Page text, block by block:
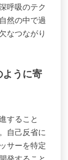
呼吸のテク
然の中で過
なつながり
ように寄
すること
自己反省に
サーを特定